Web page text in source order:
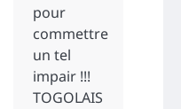
pour
commettre
un tel
impair !!!
TOGOLAIS